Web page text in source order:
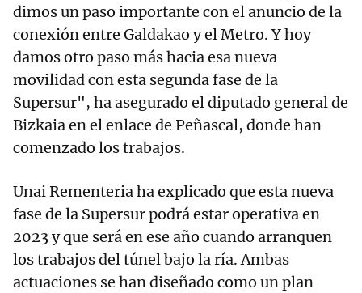
dimos un paso importante con el anuncio de la
conexión entre Galdakao y el Metro. Y hoy
damos otro paso más hacia esa nueva
movilidad con esta segunda fase de la
Supersur", ha asegurado el diputado general de
Bizkaia en el enlace de Peñascal, donde han
comenzado los trabajos.
Unai Rementeria ha explicado que esta nueva
fase de la Supersur podrá estar operativa en
2023 y que será en ese año cuando arranquen
los trabajos del túnel bajo la ría. Ambas
actuaciones se han diseñado como un plan